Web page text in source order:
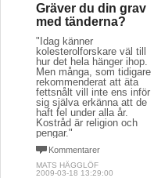
Gräver du din grav
med tänderna?
"Idag känner
kolesterolforskare väl till
hur det hela hänger ihop.
Men många, som tidigare
rekommenderat att äta
fettsnålt vill inte ens inför
sig själva erkänna att de
haft fel under alla år.
Kostråd är religion och
pengar."
Kommentarer
MATS HÄGGLÖF
2009-03-18 13:29:00